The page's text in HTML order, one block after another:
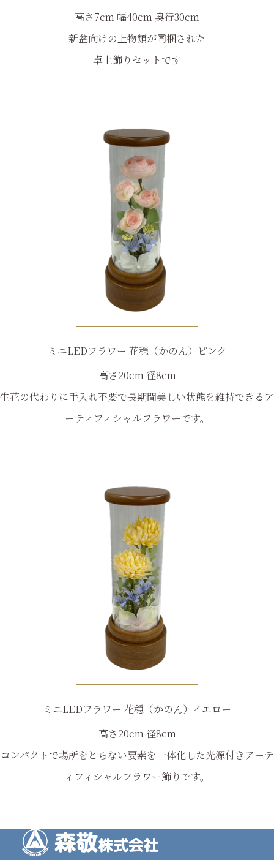
高さ7cm 幅40cm 奥行30cm
新盆向けの上物類が同梱された
卓上飾りセットです
ミニLEDフラワー 花穏（かのん）ピンク
高さ20cm 径8cm
生花の代わりに手入れ不要で長期間美しい状態を維持できるア
ーティフィシャルフラワーです。
ミニLEDフラワー 花穏（かのん）イエロー
高さ20cm 径8cm
コンパクトで場所をとらない要素を一体化した光源付きアーテ
ィフィシャルフラワー飾りです。